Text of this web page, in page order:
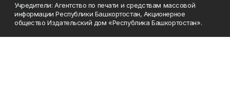
Учредители: Агентство по печати и средствам массовой
информации Республики Башкортостан, Акционерное
общество Издательский дом «Республика Башкортостан».